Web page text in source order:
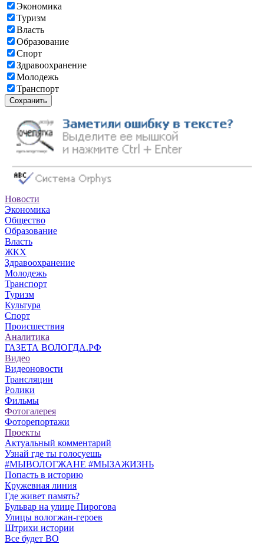
Экономика
Туризм
Власть
Образование
Спорт
Здравоохранение
Молодежь
Транспорт
Сохранить
Новости
Экономика
Общество
Образование
Власть
ЖКХ
Здравоохранение
Молодежь
Транспорт
Туризм
Культура
Спорт
Происшествия
Аналитика
ГАЗЕТА ВОЛОГДА.РФ
Видео
Видеоновости
Трансляции
Ролики
Фильмы
Фотогалерея
Фоторепортажи
Проекты
Актуальный комментарий
Узнай где ты голосуешь
#МЫВОЛОГЖАНЕ #МЫЗАЖИЗНЬ
Попасть в историю
Кружевная линия
Где живет память?
Бульвар на улице Пирогова
Улицы вологжан-героев
Штрихи истории
Все будет ВО